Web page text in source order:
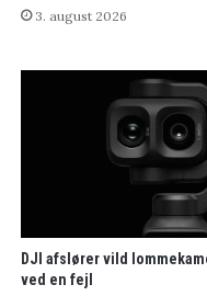
3. august 2026
DJI afslører vild
ved en fejl